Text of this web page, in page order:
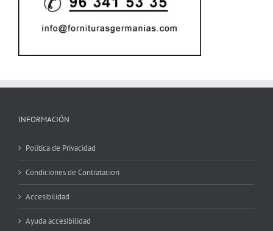
INFORMACIÓN
Política de Privacidad
Condiciones de Contratacion
Accesibilidad
Ayuda accesibilidad